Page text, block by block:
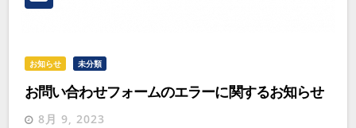
お知らせ 未分類
お問い合わせフォームのエラーに関するお知らせ
8月 9, 2023